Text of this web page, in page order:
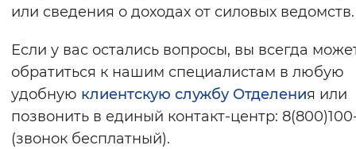
или сведения о доходах от силовых ведомств.
Если у вас остались вопросы, вы всегда
обратиться к нашим специалистам в любую
удобную клиентскую службу Отделения или
позвонить в единый контакт-центр:
(звонок бесплатный).